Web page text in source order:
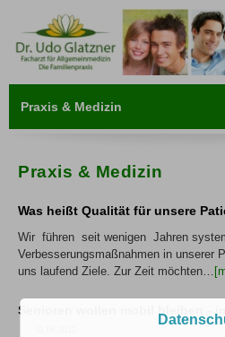
Praxis & Medizin
Praxis & Medizin
Was heißt Qualität für unsere
Wir führen seit wenigen Jahren
Verbesserungsmaßnahmen in unserer
uns laufend Ziele. Zur Zeit möchten…
Senioren wollen mobil bleiben -